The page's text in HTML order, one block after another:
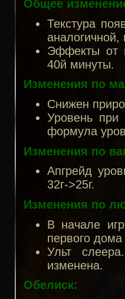
Общее
Текстура
Эффекты от
40й минуты.
Изменения по
Снижен
Уровень при
формула
Изменения по
Апгрейд
32г->25г.
Изменения по
В начале
первого
Ульт
изменена.
Обелиск: